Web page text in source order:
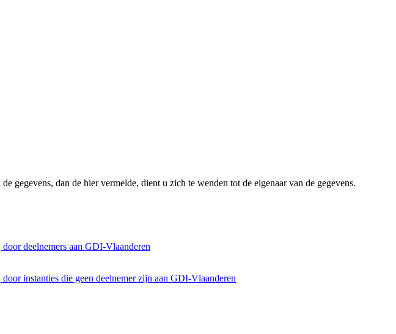
gegevens, dan de hier vermelde, dient u zich te wenden tot de eigenaar van de gegevens.
deelnemers aan GDI-Vlaanderen
instanties die geen deelnemer zijn aan GDI-Vlaanderen